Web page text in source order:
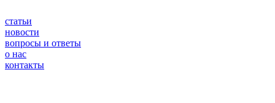
статьи
новости
вопросы и ответы
о нас
контакты